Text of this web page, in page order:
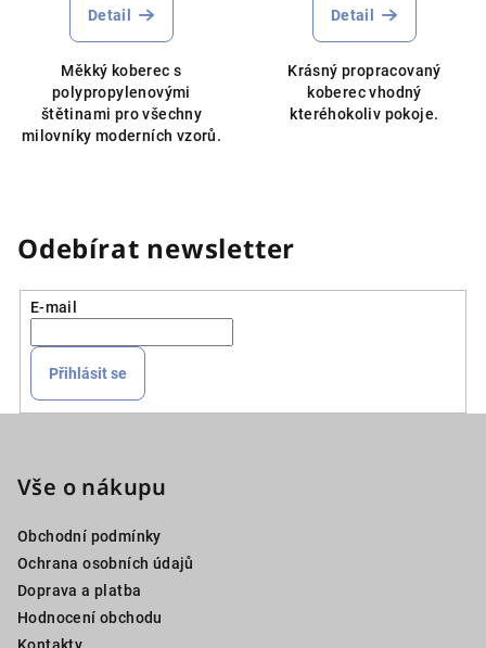
produktu
z
5
hvězdiček.
Detail
Měkký koberec s
polypropylenovými
štětinami pro všechny
milovníky moderních vzorů.
Detail
Krásný propracovaný
koberec vhodný
kteréhokoliv pokoje.
Odebírat newsletter
E-mail
Přihlásit se
Vše o nákupu
Obchodní podmínky
Ochrana osobních údajů
Doprava a platba
Hodnocení obchodu
Kontakty